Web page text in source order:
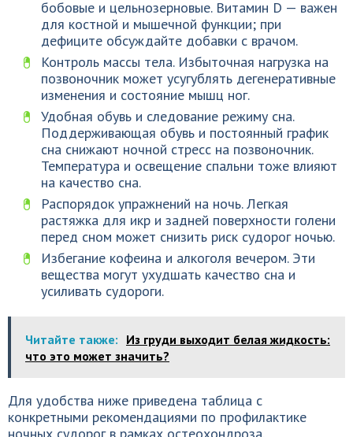
бобовые и цельнозерновые. Витамин D — важен
для костной и мышечной функции; при
дефиците обсуждайте добавки с врачом.
Контроль массы тела. Избыточная нагрузка на
позвоночник может усугублять дегенеративные
изменения и состояние мышц ног.
Удобная обувь и следование режиму сна.
Поддерживающая обувь и постоянный график
сна снижают ночной стресс на позвоночник.
Температура и освещение спальни тоже влияют
на качество сна.
Распорядок упражнений на ночь. Легкая
растяжка для икр и задней поверхности голени
перед сном может снизить риск судорог ночью.
Избегание кофеина и алкоголя вечером. Эти
вещества могут ухудшать качество сна и
усиливать судороги.
Читайте также: Из груди выходит белая жидкость:
что это может значить?
Для удобства ниже приведена таблица с
конкретными рекомендациями по профилактике